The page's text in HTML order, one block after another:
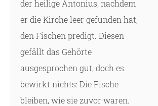
der heilige Antonius, nachdem
er die Kirche leer gefunden hat,
den Fischen predigt. Diesen
gefällt das Gehörte
ausgesprochen gut, doch es
bewirkt nichts: Die Fische
bleiben, wie sie zuvor waren.